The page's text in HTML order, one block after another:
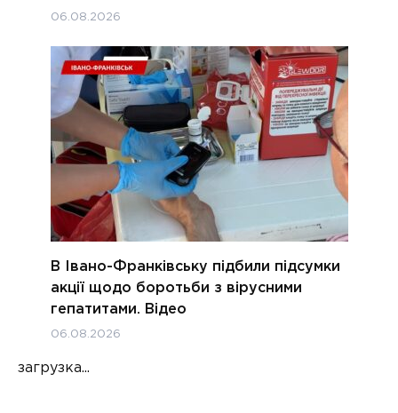
06.08.2026
В Івано-Франківську підбили підсумки
акції щодо боротьби з вірусними
гепатитами. Відео
06.08.2026
загрузка...